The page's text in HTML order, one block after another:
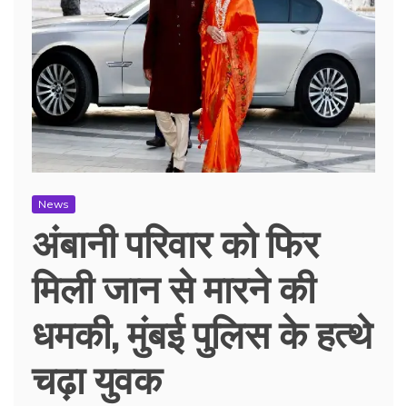
News
अंबानी परिवार को फिर
मिली जान से मारने की
धमकी, मुंबई पुलिस के हत्थे
चढ़ा युवक